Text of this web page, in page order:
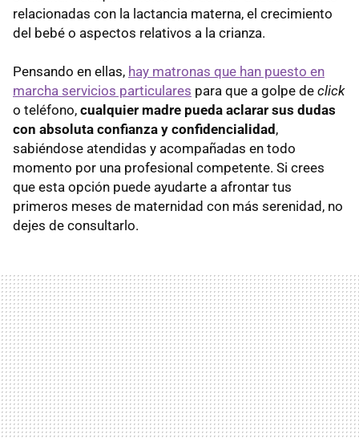
relacionadas con la lactancia materna, el crecimiento
del bebé o aspectos relativos a la crianza.
Pensando en ellas, hay matronas que han puesto en
marcha servicios particulares para que a golpe de click
o teléfono, cualquier madre pueda aclarar sus dudas
con absoluta confianza y confidencialidad ,
sabiéndose atendidas y acompañadas en todo
momento por una profesional competente. Si crees
que esta opción puede ayudarte a afrontar tus
primeros meses de maternidad con más serenidad, no
dejes de consultarlo.